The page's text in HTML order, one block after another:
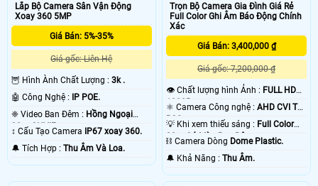
Lắp Bộ Camera Sân Vận Động
Xoay 360 5MP
Giá Bán: 5%-35%
Giá gốc: Liên Hệ
🦉 Hình Ành Chất Lượng : 3k .
🤖️ Công Nghệ :
IP POE.
❈ Video Ban Đêm : Hồng Ngoại
30m ONVIF.
↕️ Cấu Tạo Camera
IP67 xoay 360.
️🔔 Tích Hợp : Thu Âm Và Loa.
Trọn Bộ Camera Gia Đình Giá Rẻ
Full Color Ghi Âm Báo Động Chính
Xác
Giá Bán: 3,400,000 ₫
Giá gốc: 7,200,000 ₫
👁 Chất lượng hình Ảnh : FULL HD
1080P .
⚛️ Camera Công nghệ :AHD CVI TVI
BCS.
💡 Khi xem thiếu sáng : Full Color
20m Có Màu Ban Ðêm.
⛓ Camera Dòng Dome Plastic.
️🔔 Khả Năng :Thu Âm.